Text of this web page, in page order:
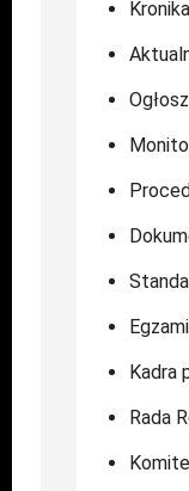
Kronika
Kadra
Rada